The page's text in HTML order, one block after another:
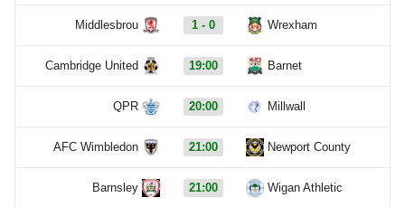
Middlesbrou 1 - 0 Wrexham
Cambridge United 19:00 Barnet
QPR 20:00 Millwall
AFC Wimbledon 21:00 Newport County
Barnsley 21:00 Wigan Athletic